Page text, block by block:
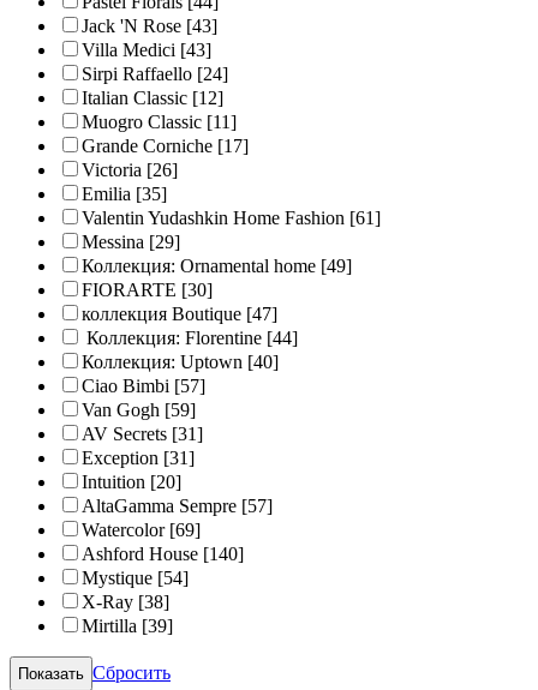
Jack 'N Rose [43]
Villa Medici [43]
Sirpi Raffaello [24]
Italian Classic [12]
Muogro Сlassic [11]
Grande Corniche [17]
Victoria [26]
Emilia [35]
Valentin Yudashkin Home Fashion [61]
Messina [29]
Коллекция: Ornamental home [49]
FIORARTE [30]
коллекция Boutique [47]
Коллекция: Florentine [44]
Коллекция: Uptown [40]
Ciao Bimbi [57]
Van Gogh [59]
AV Secrets [31]
Exception [31]
Intuition [20]
AltaGamma Sempre [57]
Watercolor [69]
Ashford House [140]
Mystique [54]
X-Ray [38]
Mirtilla [39]
Сбросить